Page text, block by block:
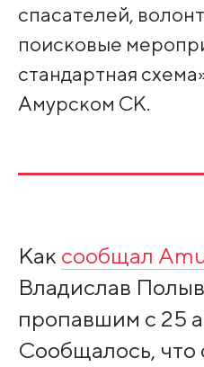
спасателей,
поисковые
стандартная
Амурском СК.
Как сообщал
Владислав
пропавшим с 25
Сообщалось, что